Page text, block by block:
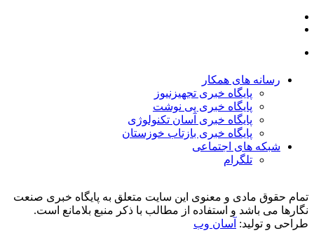
رسانه های همکار
پایگاه خبری تجهیزنیوز
پایگاه خبری پی نوشت
پایگاه خبری آسان تکنولوژی
پایگاه خبری بازتاب خوزستان
شبکه های اجتماعی
تلگرام
تمام حقوق مادی و معنوی این سایت متعلق به پایگاه خبری صنعت
نگارها می باشد و استفاده از مطالب با ذکر منبع بلامانع است.
طراحی و تولید: آسان وب